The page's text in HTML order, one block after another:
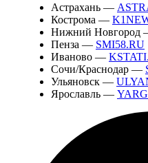
Астрахань —
Кострома —
Нижний Новгород
Пенза — SMI58.RU
Иваново —
Сочи/Краснодар —
Ульяновск —
Ярославль —